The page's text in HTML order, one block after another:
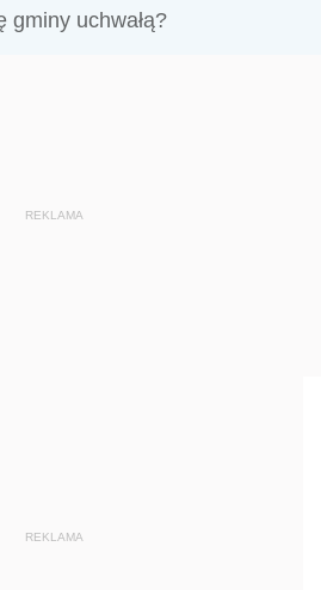
gminy uchwałą?
REKLAMA
REKLAMA